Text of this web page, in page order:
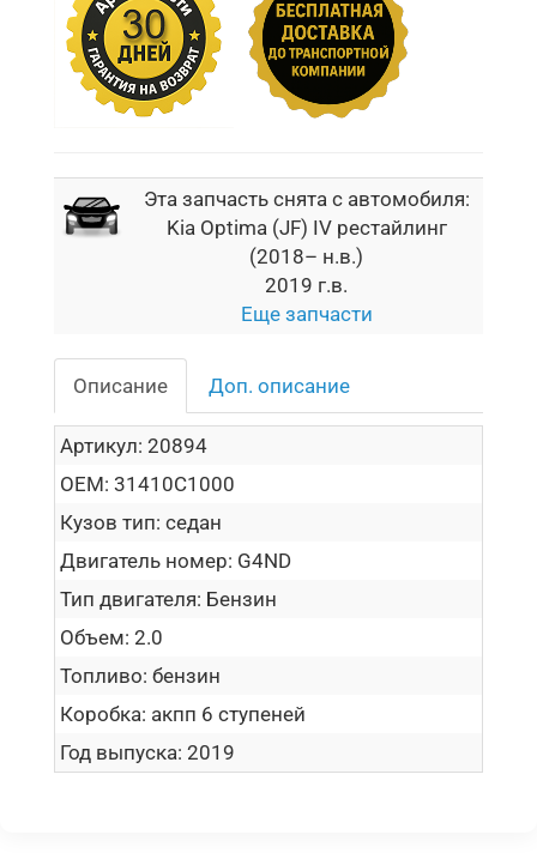
Эта запчасть снята с автомобиля:
Kia Optima (JF) IV рестайлинг
(2018– н.в.)
2019 г.в.
Еще запчасти
Описание Доп. описание
Артикул: 20894
OEM: 31410C1000
Кузов тип: седан
Двигатель номер: G4ND
Тип двигателя: Бензин
Объем: 2.0
Топливо: бензин
Коробка: акпп 6 ступеней
Год выпуска: 2019